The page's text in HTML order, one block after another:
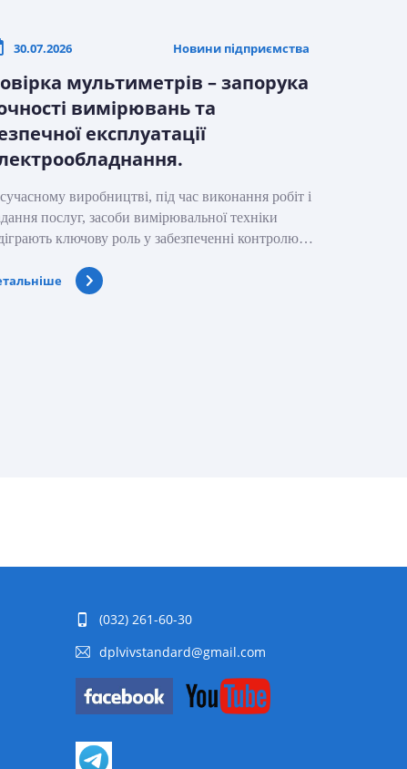
30.07.2026 Новини підприємства
мультиметрів – запорука
вимірювань та
експлуатації
виробництві, під час виконання робіт і
послуг, засоби вимірювальної техніки
ключову роль у забезпеченні контролю…
(032) 261-60-30
dplvivstandard@gmail.com